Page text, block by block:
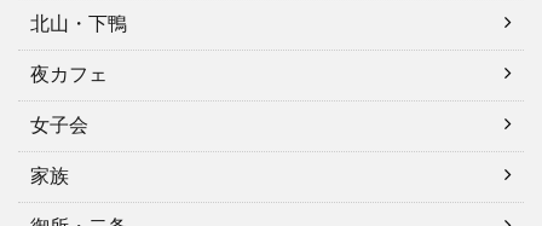
北山・下鴨
夜カフェ
女子会
家族